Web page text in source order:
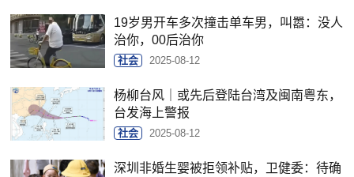
19岁男开车多次撞击单车男，叫嚣：没人
治你，00后治你
社会 2025-08-12
杨柳台风｜或先后登陆台湾及闽南粤东，
台发海上警报
社会 2025-08-12
深圳非婚生婴被拒领补贴，卫健委：待确